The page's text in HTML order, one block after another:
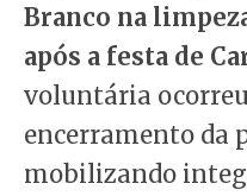
Branco na
após a festa de
voluntária
encerramento da
mobilizando